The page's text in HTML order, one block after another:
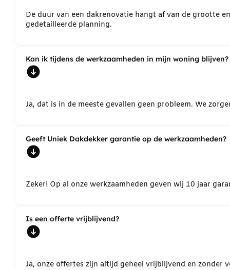
De duur van een dakrenovatie hangt af van de grootte
gedetailleerde planning.
Kan ik tijdens de werkzaamheden in mijn woning blijven?
Ja, dat is in de meeste gevallen geen probleem. We
Geeft Uniek Dakdekker garantie op de werkzaamheden?
Zeker! Op al onze werkzaamheden geven wij 10 jaar
Is een offerte vrijblijvend?
Ja, onze offertes zijn altijd geheel vrijblijvend en